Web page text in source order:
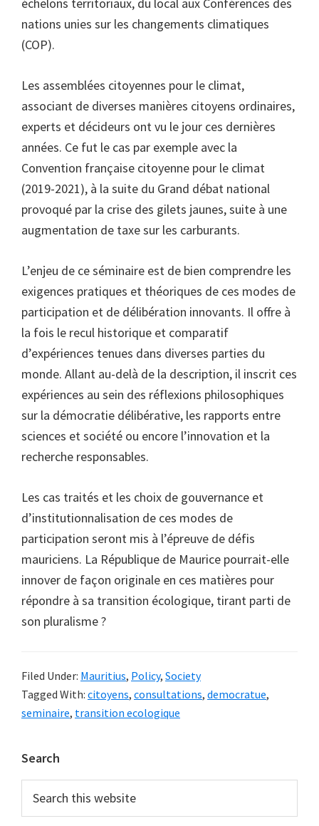
nations unies sur les changements climatiques
(COP).
Les assemblées citoyennes pour le climat,
associant de diverses manières citoyens ordinaires,
experts et décideurs ont vu le jour ces dernières
années. Ce fut le cas par exemple avec la
Convention française citoyenne pour le climat
(2019-2021), à la suite du Grand débat national
provoqué par la crise des gilets jaunes, suite à une
augmentation de taxe sur les carburants.
L’enjeu de ce séminaire est de bien comprendre les
exigences pratiques et théoriques de ces modes de
participation et de délibération innovants. Il offre à
la fois le recul historique et comparatif
d’expériences tenues dans diverses parties du
monde. Allant au-delà de la description, il inscrit ces
expériences au sein des réflexions philosophiques
sur la démocratie délibérative, les rapports entre
sciences et société ou encore l’innovation et la
recherche responsables.
Les cas traités et les choix de gouvernance et
d’institutionnalisation de ces modes de
participation seront mis à l’épreuve de défis
mauriciens. La République de Maurice pourrait-elle
innover de façon originale en ces matières pour
répondre à sa transition écologique, tirant parti de
son pluralisme ?
Filed Under: Mauritius, Policy, Society
Tagged With: citoyens, consultations, democratue,
seminaire, transition ecologique
Primary
Sidebar
Search
this
website